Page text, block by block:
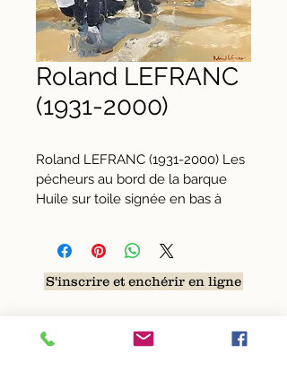
Roland LEFRANC
(1931-2000)
Roland LEFRANC (1931-2000) Les
pécheurs au bord de la barque
Huile sur toile signée en bas à
S'inscrire et enchérir en ligne
S'inscrire pour enchérir au téléphone